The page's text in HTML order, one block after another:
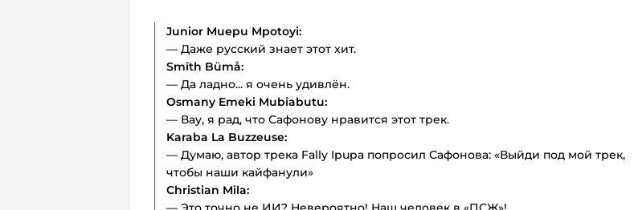
Junior Muepu Mpotoyi:
— Даже русский знает этот хит.
Smīth Bümå:
— Да ладно... я очень удивлён.
Osmany Emeki Mubiabutu:
— Вау, я рад, что Сафонову нравится этот трек.
Karaba La Buzzeuse:
— Думаю, автор трека Fally Ipupa попросил Сафонова: «Выйди под мой трек,
чтобы наши кайфанули»
Christian Mila: